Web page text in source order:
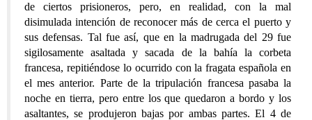
de ciertos prisioneros, pero, en realidad, con la mal
disimulada intención de reconocer más de cerca el puerto y
sus defensas. Tal fue así, que en la madrugada del 29 fue
sigilosamente asaltada y sacada de la bahía la corbeta
francesa, repitiéndose lo ocurrido con la fragata española en
el mes anterior. Parte de la tripulación francesa pasaba la
noche en tierra, pero entre los que quedaron a bordo y los
asaltantes, se produjeron bajas por ambas partes. El 4 de